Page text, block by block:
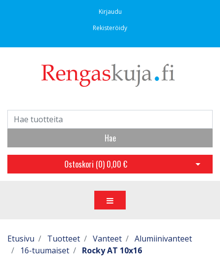
Kirjaudu
Rekisteröidy
Hae
Ostoskori (0) 0,00 € Avaa
Etusivu Tuotteet Vanteet
Alumiinivanteet
16-tuumaiset
Rocky AT 10x16